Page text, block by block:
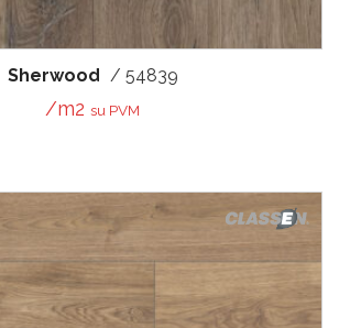
Sherwood / 54839
/m2 su PVM